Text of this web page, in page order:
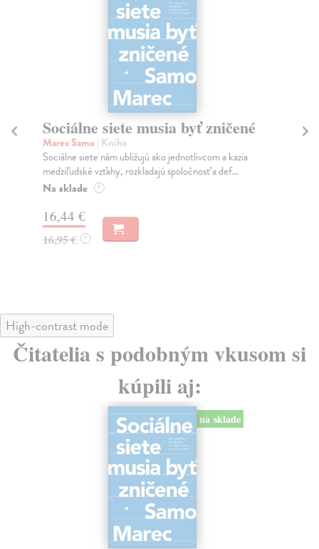
Sociálne siete musia byť zničené
Marec Samo| Kniha
Sociálne siete nám ubližujú ako jednotlivcom a kazia
medziľudské vzťahy, rozkladajú spoločnosť a def...
Na sklade ?
16,44 €
16,95 € ?
High-contrast mode
Čitatelia s podobným vkusom si
kúpili aj:
na sklade